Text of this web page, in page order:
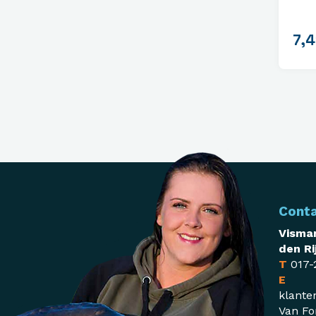
den
T 017-
E
Van